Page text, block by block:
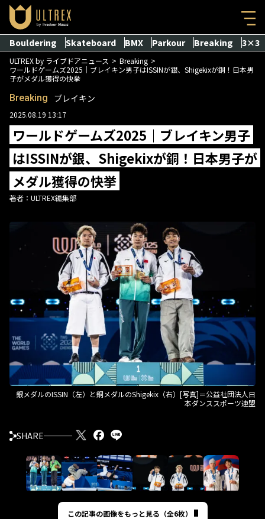
Bouldering Skateboard BMX Parkour Breaking 3×3
ULTREX by ライブドアニュース
Breaking
ワールドゲームズ2025｜ブレイキン男子はISSINが銀、Shigekixが銅！日本男
子がメダル獲得の快挙
Breaking ブレイキン
2025.08.19 13:17
ワールドゲームズ2025｜ブレイキン男子
はISSINが銀、Shigekixが銅！日本男子が
メダル獲得の快挙
著者： ULTREX編集部
SHARE
この記事の画像をもっと見る（全6枚）
銀メダルのISSIN（左）と銅メダルのShigekix（右）[写真]＝公益社団法人日
本ダンススポーツ連盟